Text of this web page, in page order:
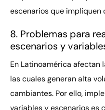
escenarios que impliquen
8. Problemas para
escenarios y
En Latinoamérica afectan
las cuales generan alta
cambiantes. Por ello,
variables y escenarios es